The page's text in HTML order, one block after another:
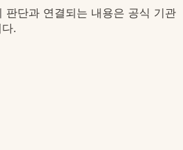
판단과 연결되는 내용은 공식 기관
.